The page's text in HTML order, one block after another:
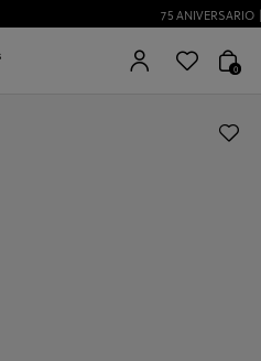
1951 pabloochoa.shoes
0